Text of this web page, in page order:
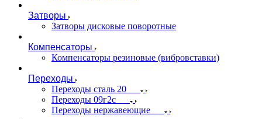
Затворы
Затворы дисковые поворотные
Компенсаторы
Компенсаторы резиновые (вибровставки)
Переходы
Переходы сталь 20
Переходы 09г2с
Переходы нержавеющие